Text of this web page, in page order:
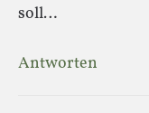
soll…
Antworten